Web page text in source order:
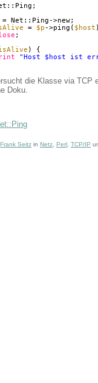
= Net::Ping->new;
= $p->ping( $host
;
) {
"Host $host ist
die Klasse via TCP
Doku.
Frank Seitz in Netz Perl TCP/IP